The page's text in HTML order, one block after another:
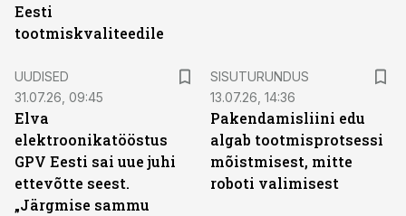
Eesti
tootmiskvaliteedile
UUDISED
31.07.26, 09:45
Elva
elektroonikatööstus
GPV Eesti sai uue juhi
ettevõtte seest.
„Järgmise sammu
SISUTURUNDUS
13.07.26, 14:36
Pakendamisliini edu
algab tootmisprotsessi
mõistmisest, mitte
roboti valimisest